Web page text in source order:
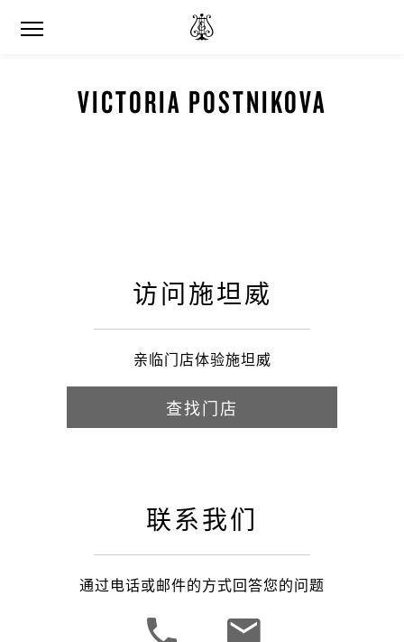
VICTORIA POSTNIKOVA
访问施坦威
亲临门店体验施坦威
查找门店
联系我们
通过电话或邮件的方式回答您的问题